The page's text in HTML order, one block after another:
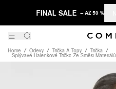
FINAL SALE – AŽ 50 %
Home Odevy Trička A Topy Trička
Splývavé Halenkové Tričko Ze Směsi Materiálů